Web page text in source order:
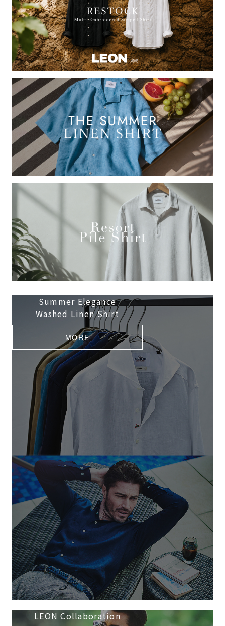
Summer Elegance
Washed Linen Shirt
MORE
LEON Collaboration